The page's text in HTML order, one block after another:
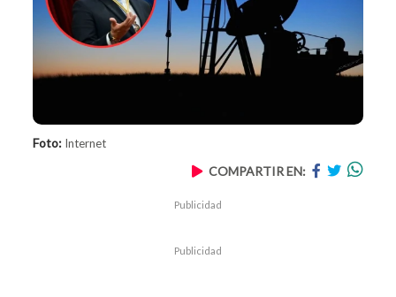
Foto: Internet
COMPARTIR EN:
Publicidad
Publicidad